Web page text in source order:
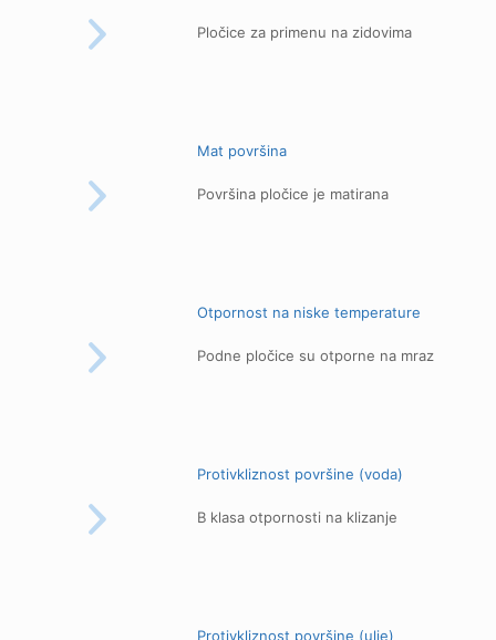
Pločice za primenu na zidovima
Mat površina
Površina pločice je matirana
Otpornost na niske temperature
Podne pločice su otporne na mraz
Protivkliznost površine (voda)
B klasa otpornosti na klizanje
Protivkliznost površine (ulje)